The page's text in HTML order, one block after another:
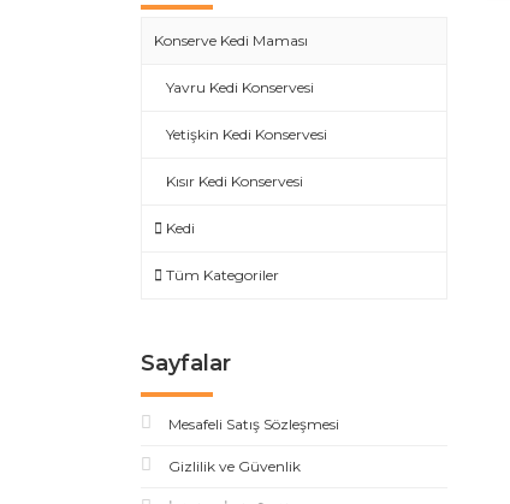
Konserve Kedi Maması
Yavru Kedi Konservesi
Yetişkin Kedi Konservesi
Kısır Kedi Konservesi
Kedi
Tüm Kategoriler
Sayfalar
Mesafeli Satış Sözleşmesi
Gizlilik ve Güvenlik